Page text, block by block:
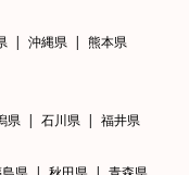
沖縄県
熊本県
県 石川県
福井県